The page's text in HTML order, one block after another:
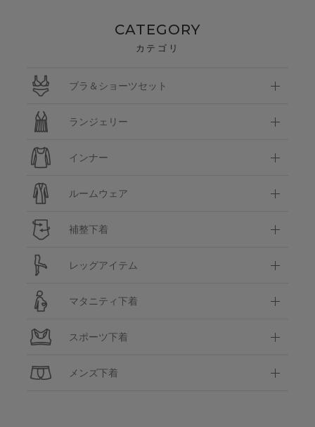
CATEGORY
カテゴリ
ブラ＆ショーツセット
ランジェリー
インナー
ルームウェア
補整下着
レッグアイテム
マタニティ下着
スポーツ下着
メンズ下着